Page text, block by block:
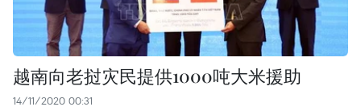
越南向老挝灾民提供1000吨大米援助
14/11/2020 00:31